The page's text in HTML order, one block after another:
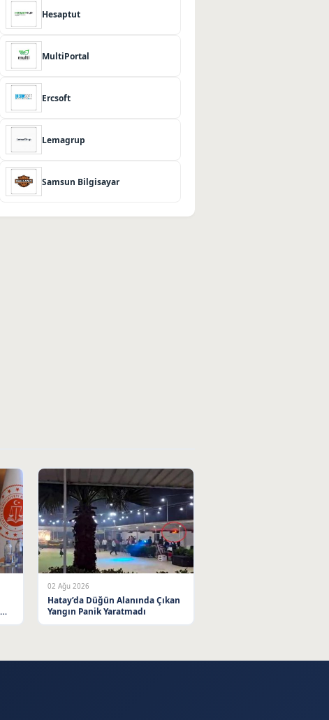
Hesaptut
MultiPortal
Ercsoft
Lemagrup
Samsun Bilgisayar
02 Ağu 2026
Hatay’da Düğün Alanında Çıkan
Yangın Panik Yaratmadı